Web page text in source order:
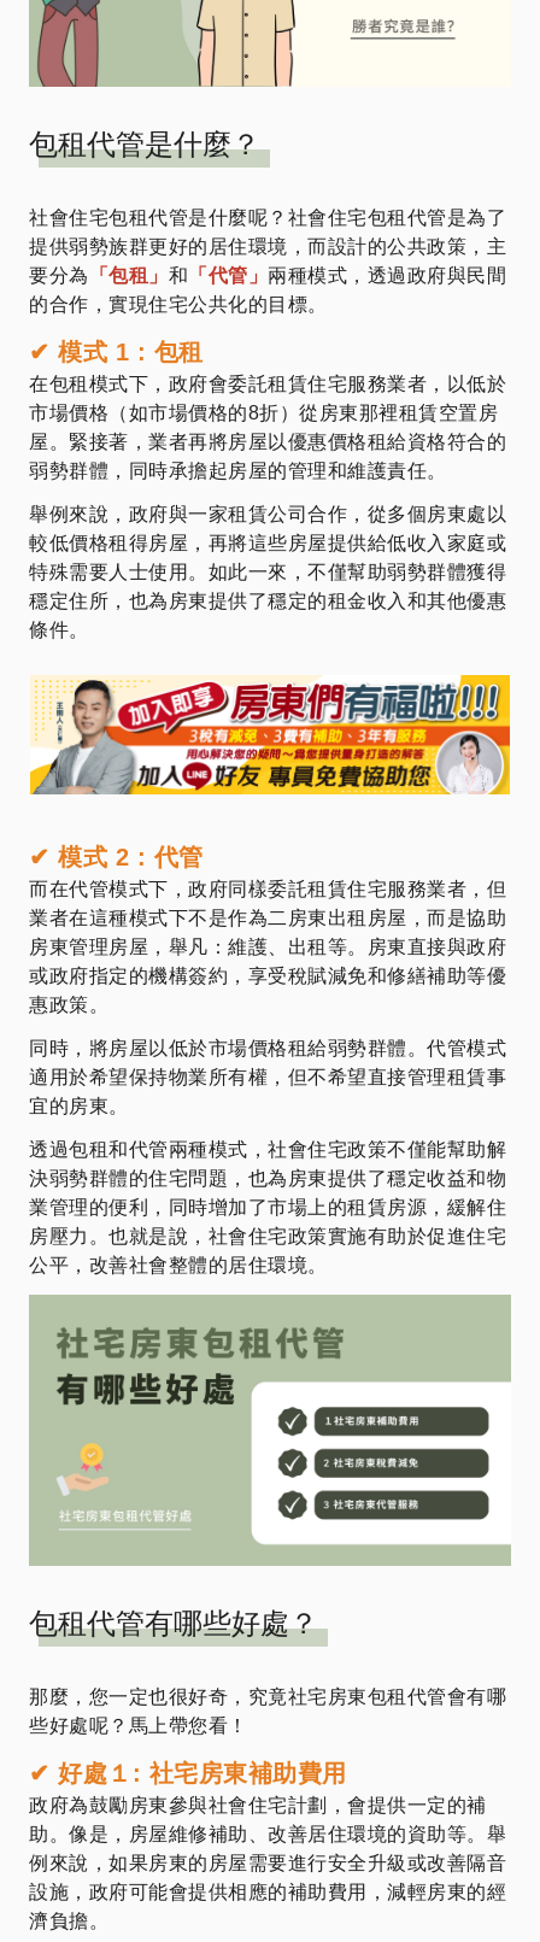
包租代管是什麼？
社會住宅包租代管是什麼呢？社會住宅包租代管是為了
提供弱勢族群更好的居住環境，而設計的公共政策，主
要分為 「包租」 和 「代管」 兩種模式，透過政府與民間
的合作，實現住宅公共化的目標。
✔ 模式 1 : 包租
在包租模式下，政府會委託租賃住宅服務業者，以低於
市場價格（如市場價格的8折）從房東那裡租賃空置房
屋。緊接著，業者再將房屋以優惠價格租給資格符合的
弱勢群體，同時承擔起房屋的管理和維護責任。
舉例來說，政府與一家租賃公司合作，從多個房東處以
較低價格租得房屋，再將這些房屋提供給低收入家庭或
特殊需要人士使用。如此一來，不僅幫助弱勢群體獲得
穩定住所，也為房東提供了穩定的租金收入和其他優惠
條件。
✔ 模式 2 : 代管
而在代管模式下，政府同樣委託租賃住宅服務業者，但
業者在這種模式下不是作為二房東出租房屋，而是協助
房東管理房屋，舉凡：維護、出租等。房東直接與政府
或政府指定的機構簽約，享受稅賦減免和修繕補助等優
惠政策。
同時，將房屋以低於市場價格租給弱勢群體。代管模式
適用於希望保持物業所有權，但不希望直接管理租賃事
宜的房東。
透過包租和代管兩種模式，社會住宅政策不僅能幫助解
決弱勢群體的住宅問題，也為房東提供了穩定收益和物
業管理的便利，同時增加了市場上的租賃房源，緩解住
房壓力。也就是說，社會住宅政策實施有助於促進住宅
公平，改善社會整體的居住環境。
包租代管有哪些好處？
那麼，您一定也很好奇，究竟社宅房東包租代管會有哪
些好處呢？馬上帶您看！
✔ 好處１: 社宅房東補助費用
政府為鼓勵房東參與社會住宅計劃，會提供一定的補
助。像是，房屋維修補助、改善居住環境的資助等。舉
例來說，如果房東的房屋需要進行安全升級或改善隔音
設施，政府可能會提供相應的補助費用，減輕房東的經
濟負擔。